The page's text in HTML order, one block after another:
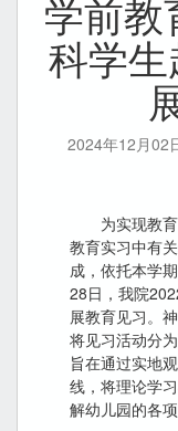
学前教
科学
2024年12月02
为实现教
教育实习中有
成，依托本学
28日，我院
展教育见习。
将见习活动分
旨在通过实地
线，将理论学
解幼儿园的各项